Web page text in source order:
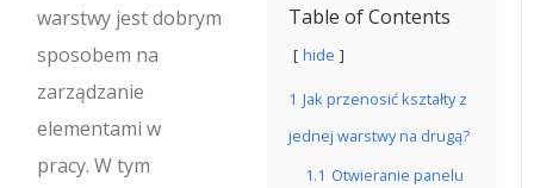
Table of Contents
hide
1 Jak przenosić kształty z
jednej warstwy na drugą?
1.1 Otwieranie panelu
warstwy jest dobrym
sposobem na
zarządzanie
elementami w
pracy.W tym